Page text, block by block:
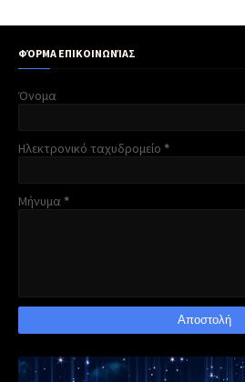
ΦΌΡΜΑ ΕΠΙΚΟΙΝΩΝΊΑΣ
Όνομα
Ηλεκτρονικό ταχυδρομείο *
Μήνυμα *